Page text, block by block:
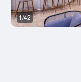
1/42